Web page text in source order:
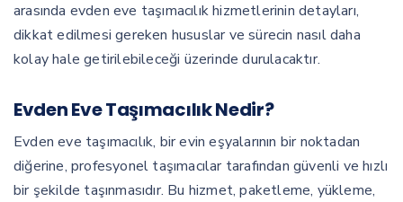
arasında evden eve taşımacılık hizmetlerinin detayları,
dikkat edilmesi gereken hususlar ve sürecin nasıl daha
kolay hale getirilebileceği üzerinde durulacaktır.
Evden Eve Taşımacılık Nedir?
Evden eve taşımacılık, bir evin eşyalarının bir noktadan
diğerine, profesyonel taşımacılar tarafından güvenli ve hızlı
bir şekilde taşınmasıdır. Bu hizmet, paketleme, yükleme,